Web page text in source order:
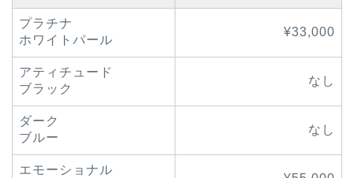
プラチナ
ホワイトパール
¥33,000
アティチュード
ブラック
なし
ダーク
ブルー
なし
エモーショナル